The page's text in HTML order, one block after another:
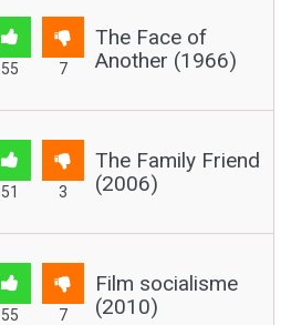
55 7
The Face of
Another (1966)
51 3
The Family Friend
(2006)
55 7
Film socialisme
(2010)